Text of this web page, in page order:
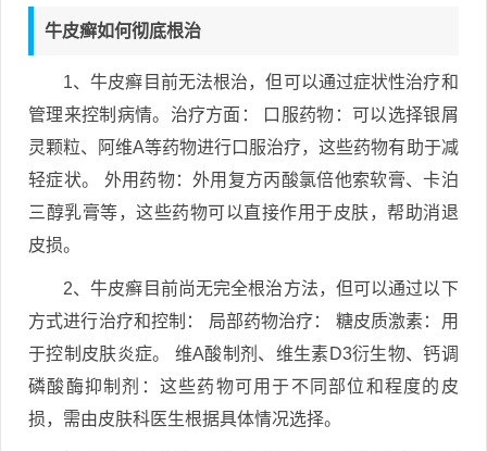
牛皮癣如何彻底根治
1、牛皮癣目前无法根治，但可以通过症状性治疗和
管理来控制病情。治疗方面： 口服药物：可以选择银屑
灵颗粒、阿维A等药物进行口服治疗，这些药物有助于减
轻症状。 外用药物：外用复方丙酸氯倍他索软膏、卡泊
三醇乳膏等，这些药物可以直接作用于皮肤，帮助消退
皮损。
2、牛皮癣目前尚无完全根治方法，但可以通过以下
方式进行治疗和控制： 局部药物治疗： 糖皮质激素：用
于控制皮肤炎症。 维A酸制剂、维生素D3衍生物、钙调
磷酸酶抑制剂：这些药物可用于不同部位和程度的皮
损，需由皮肤科医生根据具体情况选择。